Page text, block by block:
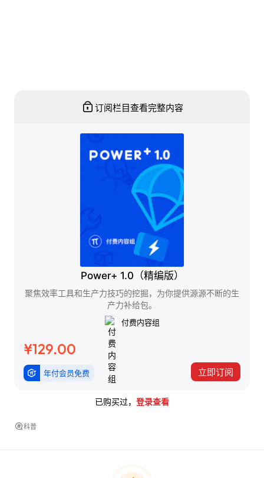
订阅栏目查看完整内容
Power+ 1.0（精编版）
聚焦效率工具和生产力技巧的挖掘，为你提供源源不断的生
产力补给包。
付费内容组
¥129.00
年付会员免费 立即订阅
已购买过， 登录查看
科普